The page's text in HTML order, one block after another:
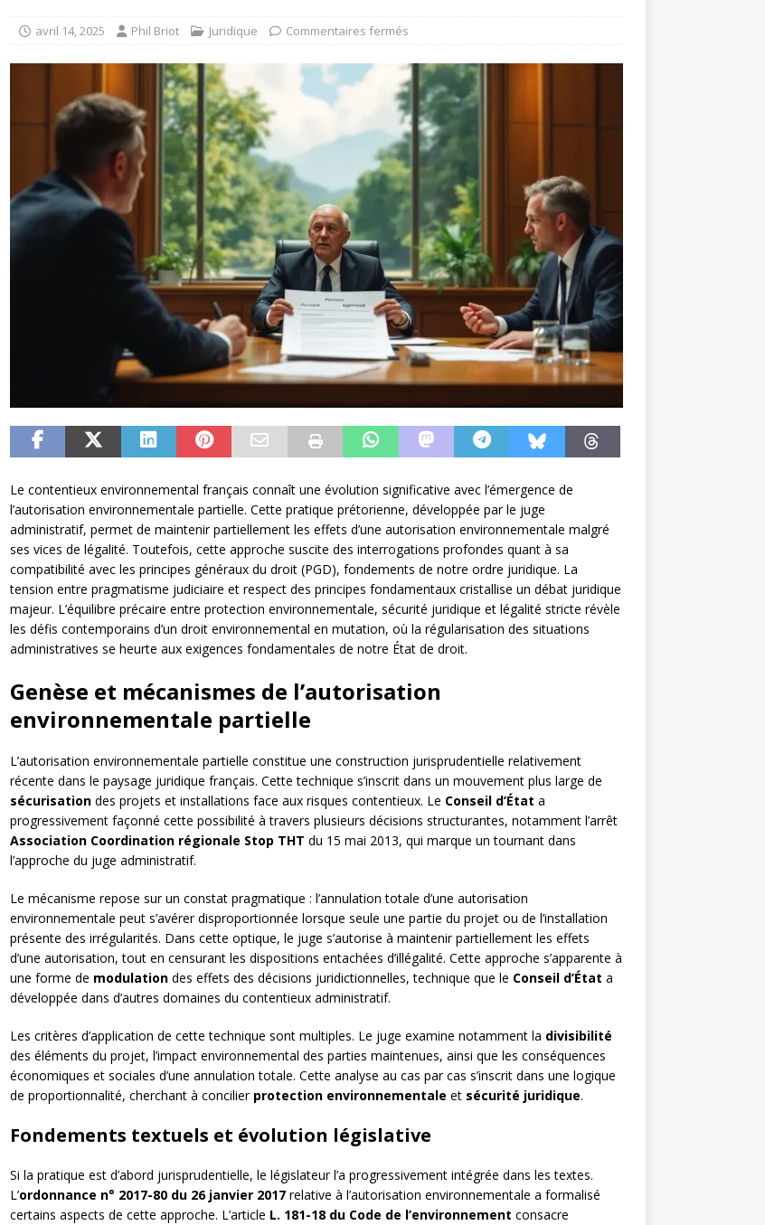
avril 14, 2025 Phil Briot Juridique Commentaires fermés
Le contentieux environnemental français connaît une évolution significative avec l’émergence de
l’autorisation environnementale partielle. Cette pratique prétorienne, développée par le juge
administratif, permet de maintenir partiellement les effets d’une autorisation environnementale malgré
ses vices de légalité. Toutefois, cette approche suscite des interrogations profondes quant à sa
compatibilité avec les principes généraux du droit (PGD), fondements de notre ordre juridique. La
tension entre pragmatisme judiciaire et respect des principes fondamentaux cristallise un débat juridique
majeur. L’équilibre précaire entre protection environnementale, sécurité juridique et légalité stricte révèle
les défis contemporains d’un droit environnemental en mutation, où la régularisation des situations
administratives se heurte aux exigences fondamentales de notre État de droit.
Genèse et mécanismes de l’autorisation
environnementale partielle
L’autorisation environnementale partielle constitue une construction jurisprudentielle relativement
récente dans le paysage juridique français. Cette technique s’inscrit dans un mouvement plus large de
sécurisationdes projets et installations face aux risques contentieux. Le Conseil d’État a
progressivement façonné cette possibilité à travers plusieurs décisions structurantes, notamment l’arrêt
Association Coordination régionale Stop THT du 15 mai 2013, qui marque un tournant dans
l’approche du juge administratif.
Le mécanisme repose sur un constat pragmatique : l’annulation totale d’une autorisation
environnementale peut s’avérer disproportionnée lorsque seule une partie du projet ou de l’installation
présente des irrégularités. Dans cette optique, le juge s’autorise à maintenir partiellement les effets
d’une autorisation, tout en censurant les dispositions entachées d’illégalité. Cette approche s’apparente à
une forme de modulationdes effets des décisions juridictionnelles, technique que le Conseil d’État a
développée dans d’autres domaines du contentieux administratif.
Les critères d’application de cette technique sont multiples. Le juge examine notamment la divisibilité
des éléments du projet, l’impact environnemental des parties maintenues, ainsi que les conséquences
économiques et sociales d’une annulation totale. Cette analyse au cas par cas s’inscrit dans une logique
de proportionnalité, cherchant à concilier protection environnementale et sécurité juridique.
Fondements textuels et évolution législative
Si la pratique est d’abord jurisprudentielle, le législateur l’a progressivement intégrée dans les textes.
L’ordonnance n° 2017-80 du 26 janvier 2017relative à l’autorisation environnementale a formalisé
certains aspects de cette approche. L’article L. 181-18 du Code de l’environnement consacre